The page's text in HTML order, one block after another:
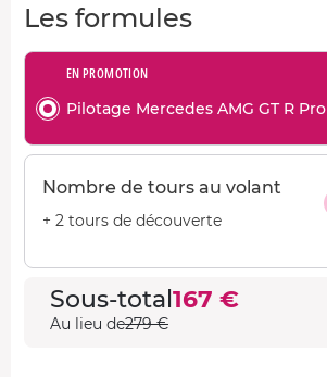
Les formules
EN PROMOTION
Pilotage Mercedes AMG GT R Pro
Nombre de tours au volant
+ 2 tours de découverte
Sous-total167 €
Au lieu de279 €